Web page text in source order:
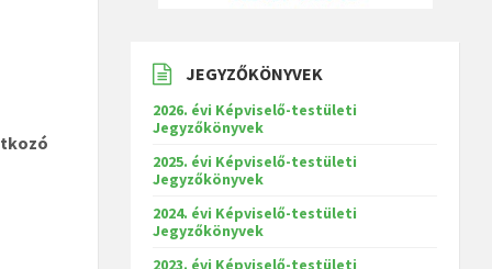
JEGYZŐKÖNYVEK
2026. évi Képviselő-testületi
Jegyzőkönyvek
2025. évi Képviselő-testületi
Jegyzőkönyvek
2024. évi Képviselő-testületi
Jegyzőkönyvek
2023. évi Képviselő-testületi